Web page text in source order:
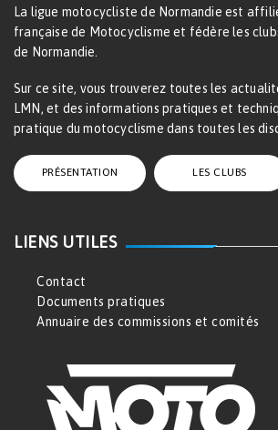
La ligue motocycliste de Normandie est
française de Motocyclisme et fédère les
de Normandie.
Sur ce site, vous trouverez toutes les
LMN, et des informations pratiques et
pratique du motocyclisme dans toutes les
PRÉSENTATION LES CLUBS
LIENS UTILES
Contact
Documents pratiques
Annuaire des commissions et comités